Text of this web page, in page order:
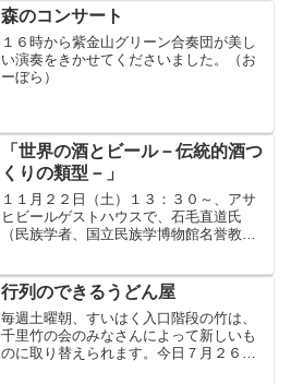
瓦だけである。しかし時間経過とともに
少しずつは変化してい...
森のコンサート
１６時から紫金山グリーン合奏団が美し
い演奏をきかせてくださいました。（お
ーぼら）
「世界の酒とビール－伝統的酒つ
くりの類型－」
１１月２２日（土）１３：３０～、アサ
ヒビールゲストハウスで、石毛直道氏
（民族学者、国立民族学博物館名誉教
した。伝統的な酒の類型を、原料からみ
ると、糖分の酒とでんぷんの酒...
行列のできるうどん屋
毎週土曜朝、すいはく入口階段の竹は、
千里竹の会のみなさんによって新しいも
のに取り替えられます。今日７月２６日